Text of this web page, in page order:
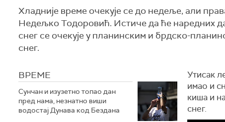
Хладније време очекује се до недеље, али
Недељко Тодоровић. Истиче да ће наредних
снег се очекује у планинским и брдско-
снег.
ВРЕМЕ
Сунчан и изузетно топао дан
пред нама, незнатно виши
водостај Дунава код Бездана
Утисак
имао и
киша и
снег.